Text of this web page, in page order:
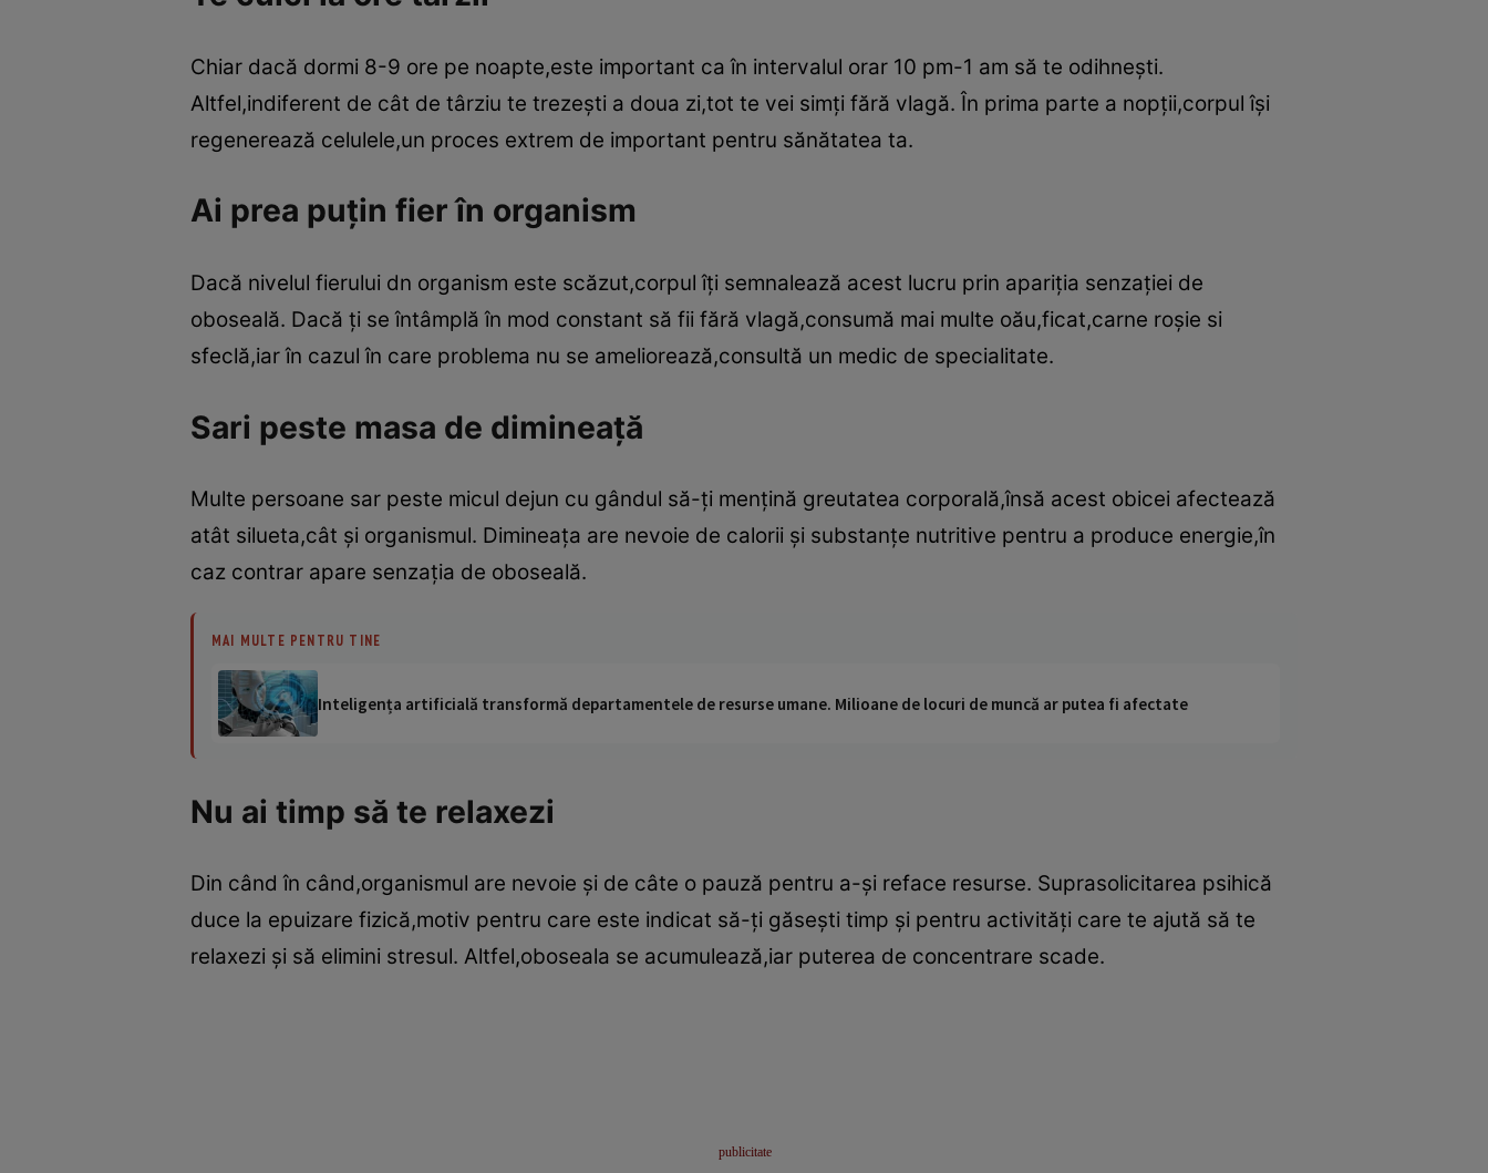
Chiar dacă dormi 8-9 ore pe noapte,este important ca în intervalul orar 10 pm-1 am să te odihneşti.
Altfel,indiferent de cât de târziu te trezeşti a doua zi,tot te vei simţi fără vlagă. În prima parte a nopţii,corpul îşi
regenerează celulele,un proces extrem de important pentru sănătatea ta.
Ai prea puţin fier în organism
Dacă nivelul fierului dn organism este scăzut,corpul îţi semnalează acest lucru prin apariţia senzaţiei de
oboseală. Dacă ţi se întâmplă în mod constant să fii fără vlagă,consumă mai multe oău,ficat,carne roşie si
sfeclă,iar în cazul în care problema nu se ameliorează,consultă un medic de specialitate.
Sari peste masa de dimineaţă
Multe persoane sar peste micul dejun cu gândul să-ţi menţină greutatea corporală,însă acest obicei afectează
atât silueta,cât şi organismul. Dimineaţa are nevoie de calorii şi substanţe nutritive pentru a produce energie,în
caz contrar apare senzaţia de oboseală.
MAI MULTE PENTRU TINE
Inteligența artificială transformă departamentele de resurse umane. Milioane de locuri de muncă ar putea fi afectate
Nu ai timp să te relaxezi
Din când în când,organismul are nevoie şi de câte o pauză pentru a-şi reface resurse. Suprasolicitarea psihică
duce la epuizare fizică,motiv pentru care este indicat să-ţi găseşti timp şi pentru activităţi care te ajută să te
relaxezi şi să elimini stresul. Altfel,oboseala se acumulează,iar puterea de concentrare scade.